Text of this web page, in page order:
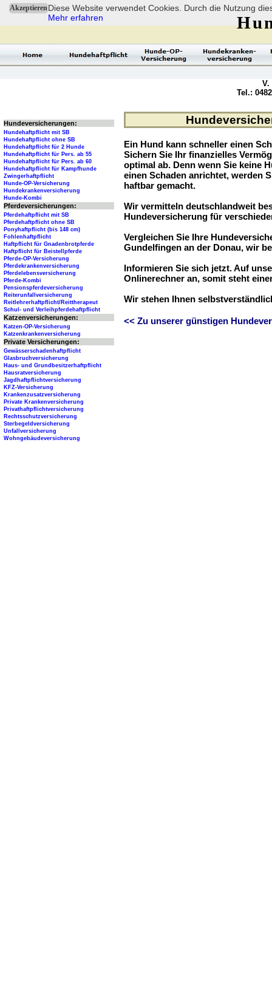
AkzeptierenDiese Website verwendet Cookies. Durch die Nutzung
Mehr erfahren
Ein Hund kann schneller einen
Sichern Sie Ihr finanzielles
optimal ab. Denn wenn Sie keine
einen Schaden anrichtet, werden
haftbar gemacht.
Wir vermitteln deutschlandweit
Hundeversicherung für
Vergleichen Sie Ihre
Gundelfingen an der Donau, wir
Informieren Sie sich jetzt. Auf
Onlinerechner an, somit steht
Wir stehen Ihnen
<< Zu unserer günstigen
V.
Tel.:
Hundeversicherungen:
Hundehaftpflicht mit SB
Hundehaftpflicht ohne SB
Hundehaftpflicht für 2 Hunde
Hundehaftpflicht für Pers. ab 55
Hundehaftpflicht für Pers. ab 60
Hundehaftpflicht für Kampfhunde
Zwingerhaftpflicht
Hunde-OP-Versicherung
Hundekrankenversicherung
Hunde-Kombi
Pferdeversicherungen:
Pferdehaftpflicht mit SB
Pferdehaftpflicht ohne SB
Ponyhaftpflicht (bis 148 cm)
Fohlenhaftpflicht
Haftpflicht für Gnadenbrotpferde
Haftpflicht für Beistellpferde
Pferde-OP-Versicherung
Pferdekrankenversicherung
Pferdelebensversicherung
Pferde-Kombi
Pensionspferdeversicherung
Reiterunfallversicherung
Reitlehrerhaftpflicht/Reittherapeut
Schul- und Verleihpferdehaftpflicht
Katzenversicherungen:
Katzen-OP-Versicherung
Katzenkrankenversicherung
Private Versicherungen:
Gewässerschadenhaftpflicht
Glasbruchversicherung
Haus- und Grundbesitzerhaftpflicht
Hausratversicherung
Jagdhaftpflichtversicherung
KFZ-Versicherung
Krankenzusatzversicherung
Private Krankenversicherung
Privathaftpflichtversicherung
Rechtsschutzversicherung
Sterbegeldversicherung
Unfallversicherung
Wohngebäudeversicherung